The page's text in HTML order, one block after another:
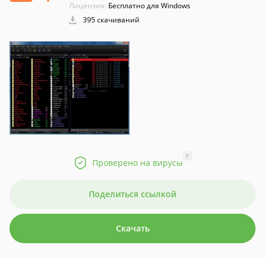
Лицензия: Бесплатно для Windows
395 скачиваний
Проверено на вирусы
?
Поделиться ссылкой
Скачать